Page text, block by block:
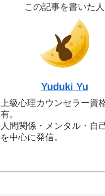
この記事を書いた人
Yuduki Yu
上級心理カウンセラー資
有。
人間関係・メンタル・自
を中心に発信。